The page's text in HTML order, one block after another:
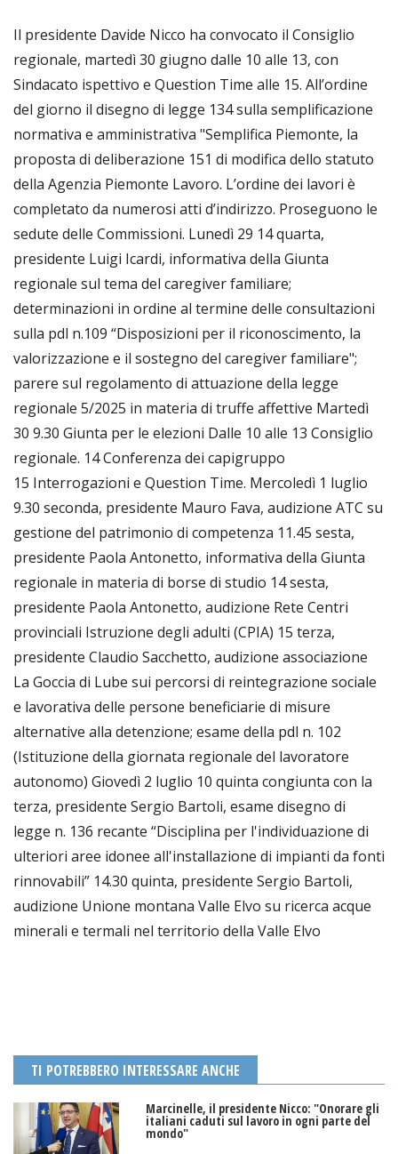
Il presidente Davide Nicco ha convocato il Consiglio
regionale, martedì 30 giugno dalle 10 alle 13, con
Sindacato ispettivo e Question Time alle 15. All’ordine
del giorno il disegno di legge 134 sulla semplificazione
normativa e amministrativa "Semplifica Piemonte, la
proposta di deliberazione 151 di modifica dello statuto
della Agenzia Piemonte Lavoro. L’ordine dei lavori è
completato da numerosi atti d’indirizzo. Proseguono le
sedute delle Commissioni. Lunedì 29 14 quarta,
presidente Luigi Icardi, informativa della Giunta
regionale sul tema del caregiver familiare;
determinazioni in ordine al termine delle consultazioni
sulla pdl n.109 “Disposizioni per il riconoscimento, la
valorizzazione e il sostegno del caregiver familiare";
parere sul regolamento di attuazione della legge
regionale 5/2025 in materia di truffe affettive Martedì
30 9.30 Giunta per le elezioni Dalle 10 alle 13 Consiglio
regionale. 14 Conferenza dei capigruppo
15 Interrogazioni e Question Time. Mercoledì 1 luglio
9.30 seconda, presidente Mauro Fava, audizione ATC su
gestione del patrimonio di competenza 11.45 sesta,
presidente Paola Antonetto, informativa della Giunta
regionale in materia di borse di studio 14 sesta,
presidente Paola Antonetto, audizione Rete Centri
provinciali Istruzione degli adulti (CPIA) 15 terza,
presidente Claudio Sacchetto, audizione associazione
La Goccia di Lube sui percorsi di reintegrazione sociale
e lavorativa delle persone beneficiarie di misure
alternative alla detenzione; esame della pdl n. 102
(Istituzione della giornata regionale del lavoratore
autonomo) Giovedì 2 luglio 10 quinta congiunta con la
terza, presidente Sergio Bartoli, esame disegno di
legge n. 136 recante “Disciplina per l'individuazione di
ulteriori aree idonee all'installazione di impianti da fonti
rinnovabili” 14.30 quinta, presidente Sergio Bartoli,
audizione Unione montana Valle Elvo su ricerca acque
minerali e termali nel territorio della Valle Elvo
TI POTREBBERO INTERESSARE ANCHE
Marcinelle, il presidente Nicco: "Onorare gli
italiani caduti sul lavoro in ogni parte del
mondo"